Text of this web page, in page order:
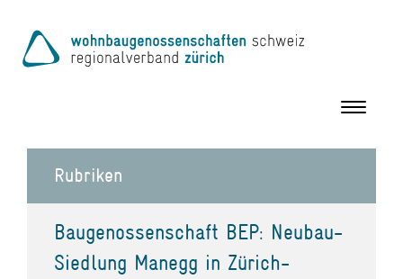
Toggle
Rubriken
Baugenossenschaft BEP: Neubau-
Siedlung Manegg in Zürich-